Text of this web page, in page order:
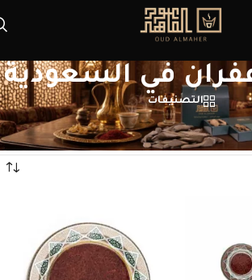
في السعودية
التصنيفات
“أفضل زعفران في السعودية”